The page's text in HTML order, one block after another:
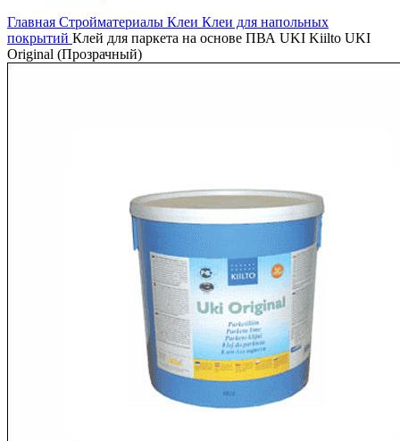
Главная Стройматериалы Клеи Клеи для напольных
покрытий Клей для паркета на основе ПВА UKI Kiilto UKI
Original (Прозрачный)